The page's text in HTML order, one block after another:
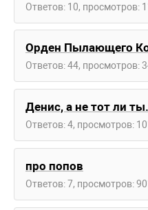
Ответов: 10, просмотров:
Орден Пылающего
Ответов: 44, просмотров:
Денис, а не тот ли
Ответов: 4, просмотров:
про попов
Ответов: 7, просмотров: